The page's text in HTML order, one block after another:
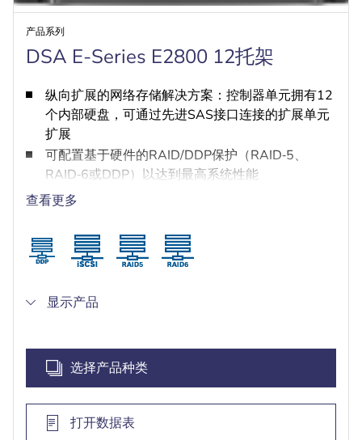
产品系列
DSA E-Series E2800 12托架
纵向扩展的网络存储解决方案：控制器单元拥有12
个内部硬盘，可通过先进SAS接口连接的扩展单元
扩展
可配置基于硬件的RAID/DDP保护（RAID‑5、
RAID‑6或DDP）以达到最高系统性能
冗余的热插拔电源设备和冷却风扇
模块化设计，方便维修，享受NetApp服务，包括3
年下一工作日现场支持
查看更多
显示产品
选择产品种类
打开数据表